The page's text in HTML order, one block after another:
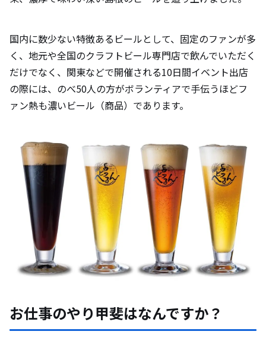
国内に数少ない特徴あるビールとして、固定のファンが多
く、地元や全国のクラフトビール専門店で飲んでいただく
だけでなく、関東などで開催される10⽇間イベント出店
の際には、のべ50⼈の方がボランティアで⼿伝うほどフ
ァン熱も濃いビール（商品）であります。
お仕事のやり甲斐はなんですか？